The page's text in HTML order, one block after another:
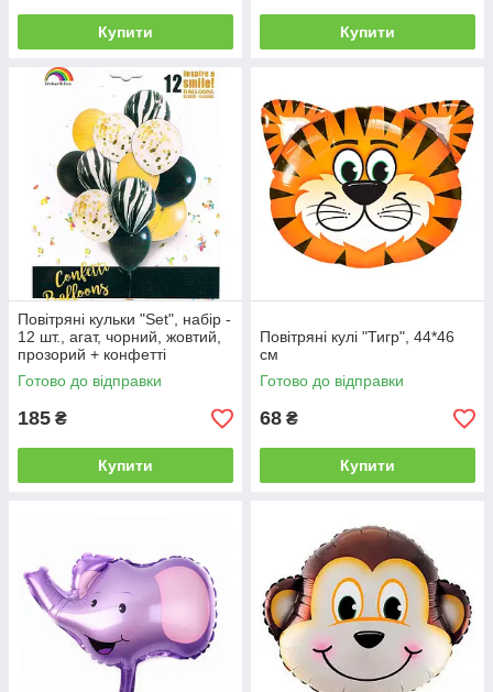
Купити Купити
Повітряні кульки "Set", набір -
12 шт., агат, чорний, жовтий,
прозорий + конфетті
Готово до відправки
185 ₴
Купити
Повітряні кулі "Тигр", 44*46
см
Готово до відправки
68 ₴
Купити